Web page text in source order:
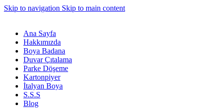
Skip to navigation Skip to main content
Ana Sayfa
Hakkımızda
Boya Badana
Duvar Çıtalama
Parke Döşeme
Kartonpiyer
İtalyan Boya
S.S.S
Blog